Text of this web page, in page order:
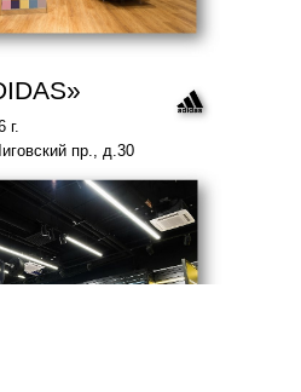
г.
пр., д.30